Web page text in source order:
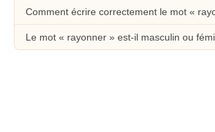
Comment écrire correctement le mot «
Le mot « rayonner » est-il masculin ou